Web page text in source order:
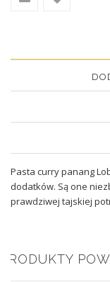
Pasta curry panang
dodatków. Są one
prawdziwej tajskiej
PRODUKTY